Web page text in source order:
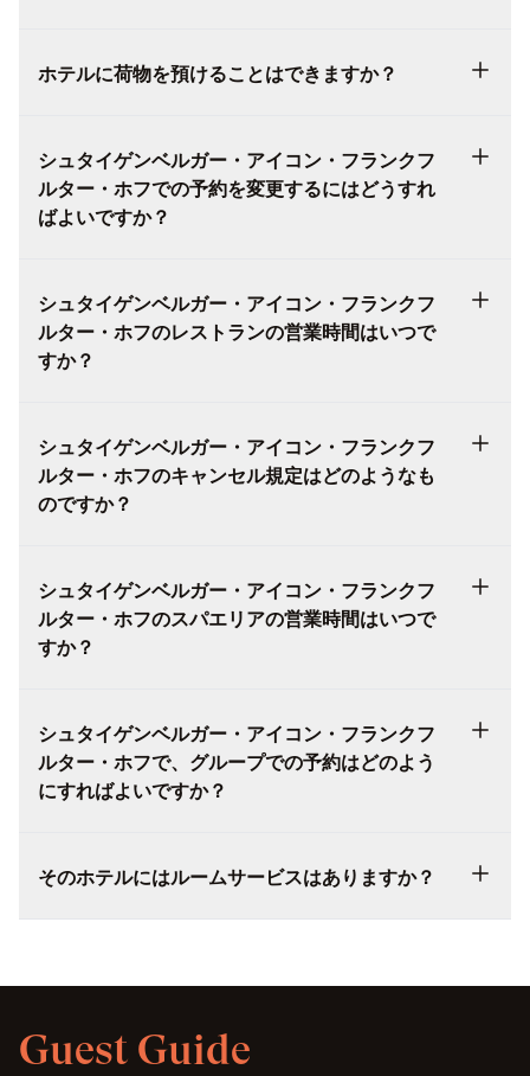
ホテルに荷物を預けることはできますか？
シュタイゲンベルガー・アイコン・フランクフ
ルター・ホフでの予約を変更するにはどうすれ
ばよいですか？
シュタイゲンベルガー・アイコン・フランクフ
ルター・ホフのレストランの営業時間はいつで
すか？
シュタイゲンベルガー・アイコン・フランクフ
ルター・ホフのキャンセル規定はどのようなも
のですか？
シュタイゲンベルガー・アイコン・フランクフ
ルター・ホフのスパエリアの営業時間はいつで
すか？
シュタイゲンベルガー・アイコン・フランクフ
ルター・ホフで、グループでの予約はどのよう
にすればよいですか？
そのホテルにはルームサービスはありますか？
Guest Guide